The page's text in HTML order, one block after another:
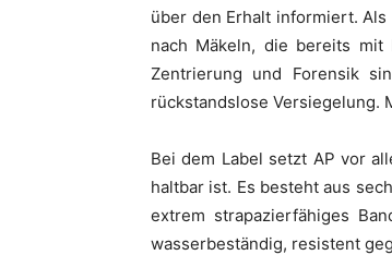
über den Erhalt informiert.
nach Mäkeln, die bereits mit
Zentrierung und Forensik
rückstandslose Versiegelung.
Bei dem Label setzt AP vor
haltbar ist. Es besteht aus
extrem strapazierfähiges
wasserbeständig, resistent